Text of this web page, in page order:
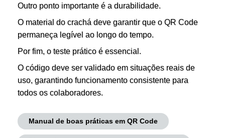
Outro ponto importante é a durabilidade.
O material do crachá deve garantir que o QR Code
permaneça legível ao longo do tempo.
Por fim, o teste prático é essencial.
O código deve ser validado em situações reais de
uso, garantindo funcionamento consistente para
todos os colaboradores.
Manual de boas práticas em QR Code